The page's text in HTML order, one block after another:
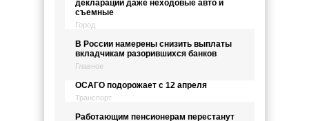
декларации даже неходовые авто и
съемные
Город
В России намерены снизить выплаты
вкладчикам разорившихся банков
Главное
ОСАГО подорожает с 12 апреля
Транспорт
Работающим пенсионерам перестанут